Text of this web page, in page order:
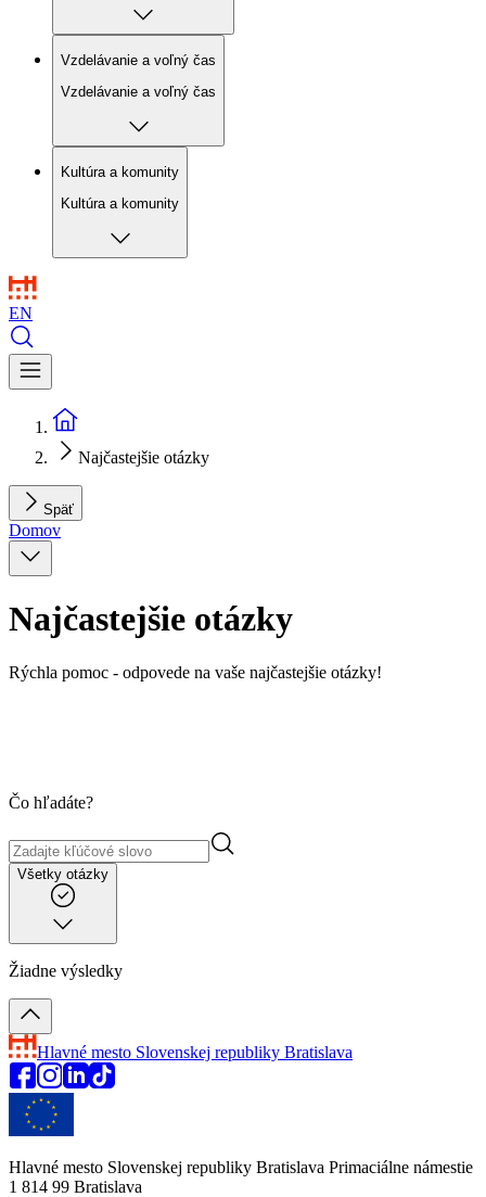
Vzdelávanie a voľný čas
Vzdelávanie a voľný čas
Kultúra a komunity
Kultúra a komunity
EN
Najčastejšie otázky
Späť
Domov
Najčastejšie otázky
Rýchla pomoc - odpovede na vaše najčastejšie otázky!
Čo hľadáte?
Všetky otázky
Žiadne výsledky
Hlavné mesto Slovenskej republiky Bratislava
Hlavné mesto Slovenskej republiky Bratislava Primaciálne námestie
1 814 99 Bratislava